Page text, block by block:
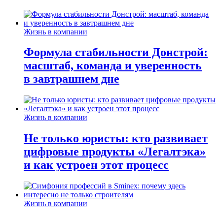
Жизнь в компании
Формула стабильности Донстрой:
масштаб, команда и уверенность
в завтрашнем дне
Жизнь в компании
Не только юристы: кто развивает
цифровые продукты «Легалтэка»
и как устроен этот процесс
Жизнь в компании